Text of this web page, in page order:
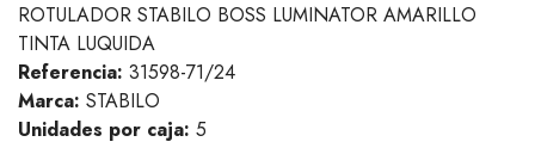
ROTULADOR STABILO BOSS LUMINATOR AMARILLO
TINTA LUQUIDA
Referencia: 31598-71/24
Marca: STABILO
Unidades por caja: 5